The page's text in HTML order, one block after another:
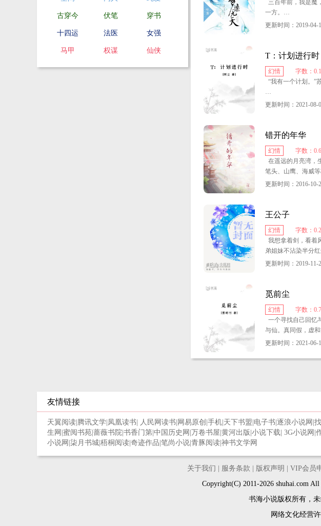
古穿今 伏笔 穿书
十四运 法医 女强
马甲 权谋 仙侠
意外的月夜下她遇
相处中她意外的发
情路坎坷，凤仙儿
害不幸丧命！
死后她却身归其位
他……
忆，她原谅了所有与
她此生只爱北琉殇
君商秋，魔祖大人
爱她。时光流逝令
从小就扬言说要保护
本以为可以这样一
黑暗之神早已复生
争……
三百年前，我是魔
一方。
于天地间，又如何
幻灭，重生，失去
初的那一抹倩影。
更新时间：2019-04-
T：计划进行时
幻情
字数：
“我有一个计划。”
“什么计划？”沈猫颜
百人献祭，血色魔
与此同时，妖界死
她笑了。
“鬼王啊鬼王，你
“敢问妖皇殿下，我
更新时间：2021-08-
错开的年华
幻情
字数：
在遥远的月亮湾，
笔头、山鹰、海威
巨大转变。魔瓶打
的帮助下，山鹰等
蝶谷也面临着秃鹫
胁，双方多次展开
更新时间：2016-10-
王公子
幻情
字数：
我想拿着剑，看着
弟姐妹不沾染半分
一次次走过江河岁月
情味道。
生的意义，在若何
我用一个个小而短
问。一次次，不出
心中加工之后的人
加智慧而空灵。
更新时间：2019-11-
觅前尘
幻情
字数：
一个寻找自己回忆
与仙。真同假，虚
此篇之中…
更新时间：2021-06-
友情链接
天翼阅读 腾讯文学 凤凰读书 人民网读书 网易原创 手机 天下书盟 电子书 逐浪小说网
生网 蜜阅书苑 蔷薇书院 书香门第 中国历史网 万卷书屋 黄河出版 小说下载 3G小说网
小说网 柒月书城 梧桐阅读 奇迹作品 笔尚小说 青豚阅读 神书文学网
关于我们 服务条款 版权声明 VIP会员
Copyright(C) 2011-2026 shuhai.com
书海小说版权所有，
网络文化经营